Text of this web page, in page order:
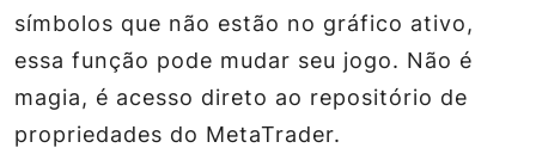
símbolos que não estão no gráfico ativo,
essa função pode mudar seu jogo. Não é
magia, é acesso direto ao repositório de
propriedades do MetaTrader.